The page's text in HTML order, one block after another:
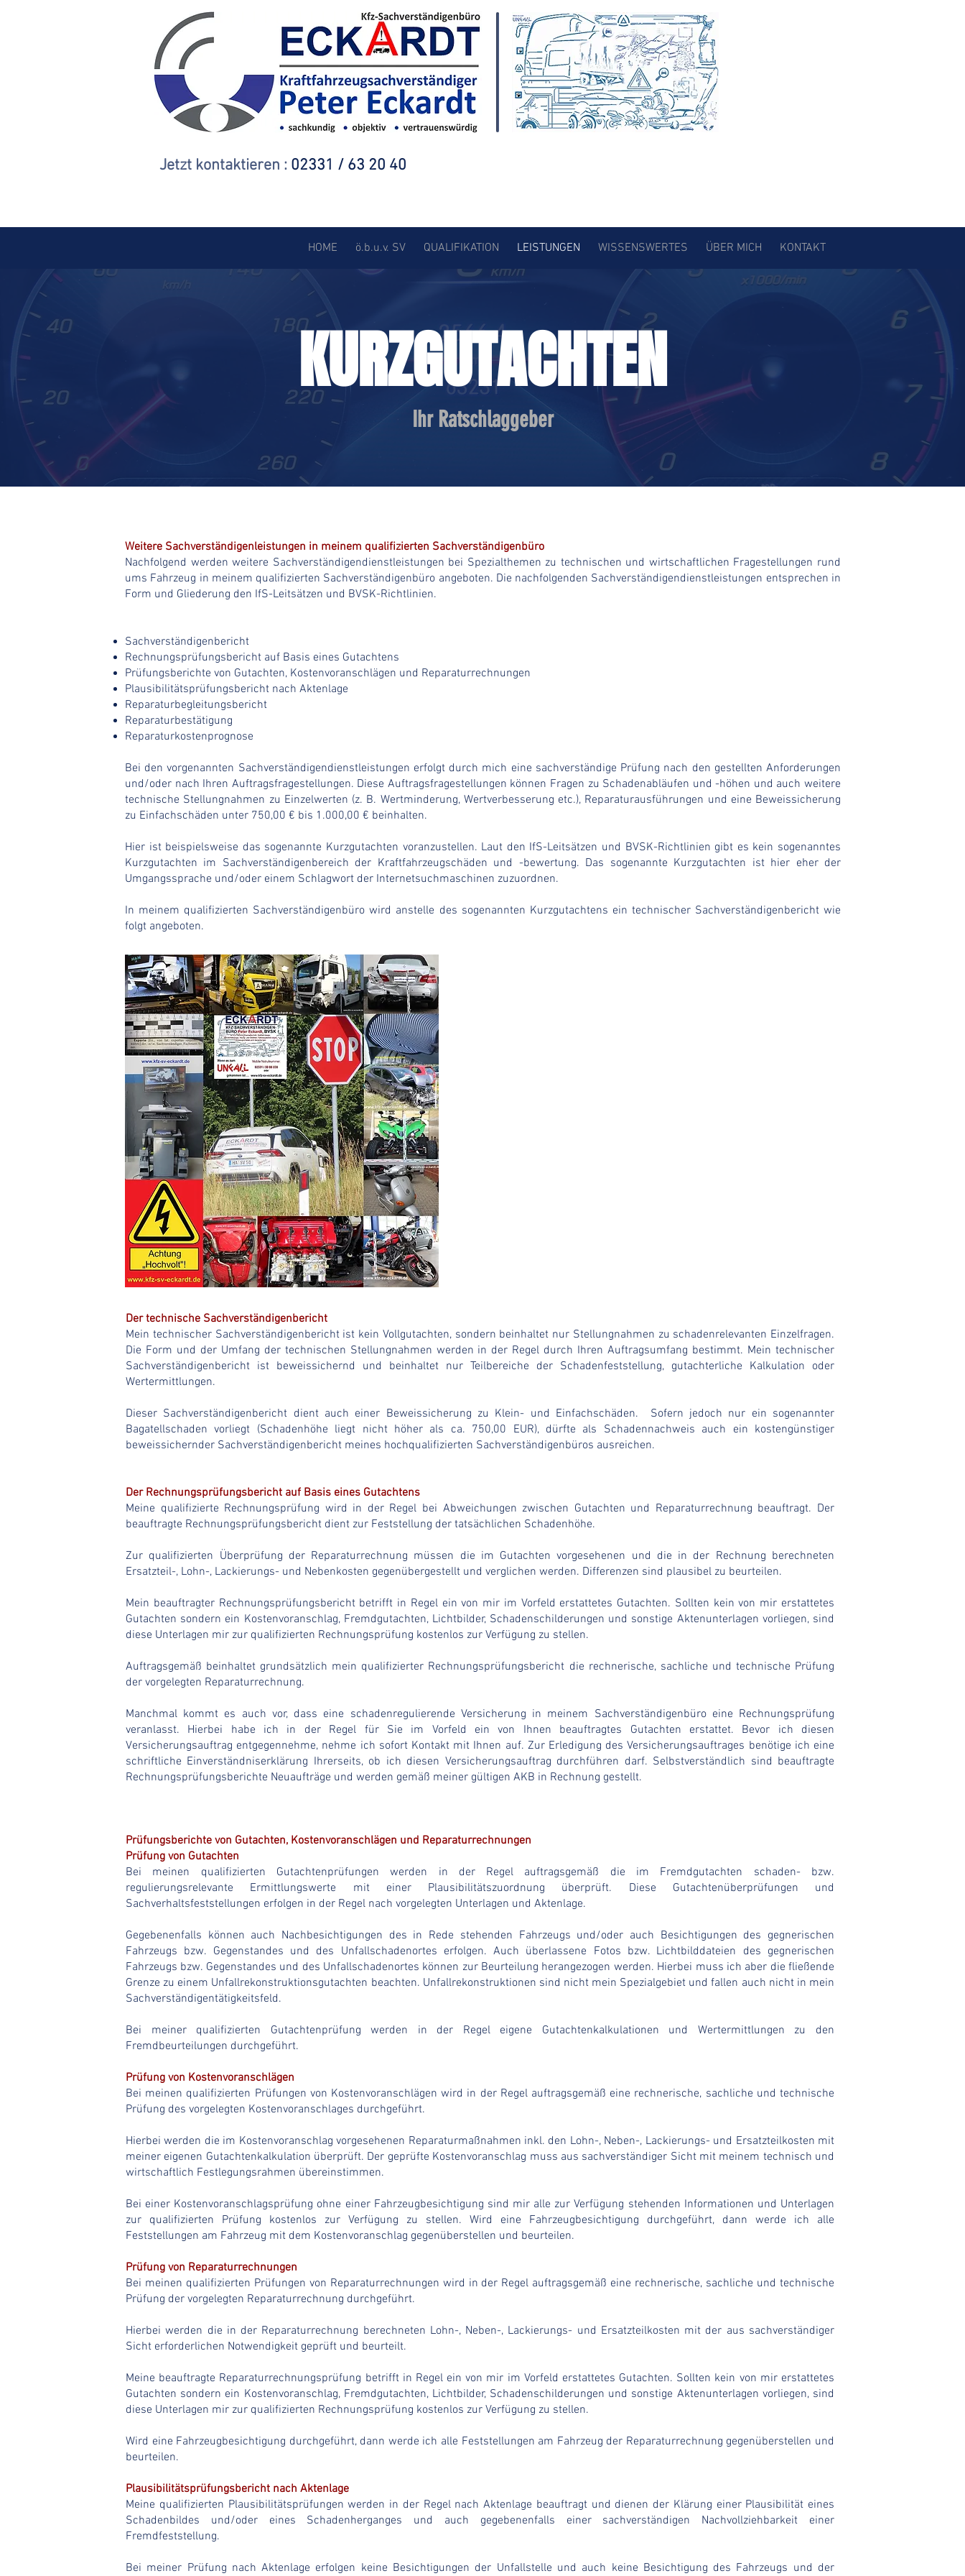
Jetzt kontaktieren : 02331 / 63 20 40
HOME ö.b.u.v. SV QUALIFIKATION LEISTUNGEN WISSENSWERTES ÜBER MICH KONTAKT
KURZGUTACHTEN
Ihr Ratschlaggeber
Weitere Sachverständigenleistungen in meinem qualifizierten Sachverständigenbüro
Nachfolgend werden weitere Sachverständigendienstleistungen bei Spezialthemen zu technischen und wirtschaftlichen Fragestellungen rund
ums Fahrzeug in meinem qualifizierten Sachverständigenbüro angeboten. Die nachfolgenden Sachverständigendienstleistungen entsprechen in
Form und Gliederung den IfS-Leitsätzen und BVSK-Richtlinien.
Sachverständigenbericht
Rechnungsprüfungsbericht auf Basis eines Gutachtens
Prüfungsberichte von Gutachten, Kostenvoranschlägen und Reparaturrechnungen
Plausibilitätsprüfungsbericht nach Aktenlage
Reparaturbegleitungsbericht
Reparaturbestätigung
Reparaturkostenprognose
Bei den vorgenannten Sachverständigendienstleistungen erfolgt durch mich eine sachverständige Prüfung nach den gestellten Anforderungen
und/oder nach Ihren Auftragsfragestellungen. Diese Auftragsfragestellungen können Fragen zu Schadenabläufen und -höhen und auch weitere
technische Stellungnahmen zu Einzelwerten (z. B. Wertminderung, Wertverbesserung etc.), Reparaturausführungen und eine Beweissicherung
zu Einfachschäden unter 750,00 € bis 1.000,00 € beinhalten.
Hier ist beispielsweise das sogenannte Kurzgutachten voranzustellen. Laut den IfS-Leitsätzen und BVSK-Richtlinien gibt es kein sogenanntes
Kurzgutachten im Sachverständigenbereich der Kraftfahrzeugschäden und -bewertung. Das sogenannte Kurzgutachten ist hier eher der
Umgangssprache und/oder einem Schlagwort der Internetsuchmaschinen zuzuordnen.
In meinem qualifizierten Sachverständigenbüro wird anstelle des sogenannten Kurzgutachtens ein technischer Sachverständigenbericht wie
folgt angeboten.
Der technische Sachverständigenbericht
Mein technischer Sachverständigenbericht ist kein Vollgutachten, sondern beinhaltet nur Stellungnahmen zu schadenrelevanten Einzelfragen.
Die Form und der Umfang der technischen Stellungnahmen werden in der Regel durch Ihren Auftragsumfang bestimmt. Mein technischer
Sachverständigenbericht ist beweissichernd und beinhaltet nur Teilbereiche der Schadenfeststellung, gutachterliche Kalkulation oder
Wertermittlungen.
Dieser Sachverständigenbericht dient auch einer Beweissicherung zu Klein- und Einfachschäden. Sofern jedoch nur ein sogenannter
Bagatellschaden vorliegt (Schadenhöhe liegt nicht höher als ca. 750,00 EUR), dürfte als Schadennachweis auch ein kostengünstiger
beweissichernder Sachverständigenbericht meines hochqualifizierten Sachverständigenbüros ausreichen.
Der Rechnungsprüfungsbericht auf Basis eines Gutachtens
Meine qualifizierte Rechnungsprüfung wird in der Regel bei Abweichungen zwischen Gutachten und Reparaturrechnung beauftragt. Der
beauftragte Rechnungsprüfungsbericht dient zur Feststellung der tatsächlichen Schadenhöhe.
Zur qualifizierten Überprüfung der Reparaturrechnung müssen die im Gutachten vorgesehenen und die in der Rechnung berechneten
Ersatzteil-, Lohn-, Lackierungs- und Nebenkosten gegenübergestellt und verglichen werden. Differenzen sind plausibel zu beurteilen.
Mein beauftragter Rechnungsprüfungsbericht betrifft in Regel ein von mir im Vorfeld erstattetes Gutachten. Sollten kein von mir erstattetes
Gutachten sondern ein Kostenvoranschlag, Fremdgutachten, Lichtbilder, Schadenschilderungen und sonstige Aktenunterlagen vorliegen, sind
diese Unterlagen mir zur qualifizierten Rechnungsprüfung kostenlos zur Verfügung zu stellen.
Auftragsgemäß beinhaltet grundsätzlich mein qualifizierter Rechnungsprüfungsbericht die rechnerische, sachliche und technische Prüfung
der vorgelegten Reparaturrechnung.
Manchmal kommt es auch vor, dass eine schadenregulierende Versicherung in meinem Sachverständigenbüro eine Rechnungsprüfung
veranlasst. Hierbei habe ich in der Regel für Sie im Vorfeld ein von Ihnen beauftragtes Gutachten erstattet. Bevor ich diesen
Versicherungsauftrag entgegennehme, nehme ich sofort Kontakt mit Ihnen auf. Zur Erledigung des Versicherungsauftrages benötige ich eine
schriftliche Einverständniserklärung Ihrerseits, ob ich diesen Versicherungsauftrag durchführen darf. Selbstverständlich sind beauftragte
Rechnungsprüfungsberichte Neuaufträge und werden gemäß meiner gültigen AKB in Rechnung gestellt.
Prüfungsberichte von Gutachten, Kostenvoranschlägen und Reparaturrechnungen
Prüfung von Gutachten
Bei meinen qualifizierten Gutachtenprüfungen werden in der Regel auftragsgemäß die im Fremdgutachten schaden- bzw.
regulierungsrelevante Ermittlungswerte mit einer Plausibilitätszuordnung überprüft. Diese Gutachtenüberprüfungen und
Sachverhaltsfeststellungen erfolgen in der Regel nach vorgelegten Unterlagen und Aktenlage.
Gegebenenfalls können auch Nachbesichtigungen des in Rede stehenden Fahrzeugs und/oder auch Besichtigungen des gegnerischen
Fahrzeugs bzw. Gegenstandes und des Unfallschadenortes erfolgen. Auch überlassene Fotos bzw. Lichtbilddateien des gegnerischen
Fahrzeugs bzw. Gegenstandes und des Unfallschadenortes können zur Beurteilung herangezogen werden. Hierbei muss ich aber die fließende
Grenze zu einem Unfallrekonstruktionsgutachten beachten. Unfallrekonstruktionen sind nicht mein Spezialgebiet und fallen auch nicht in mein
Sachverständigentätigkeitsfeld.
Bei meiner qualifizierten Gutachtenprüfung werden in der Regel eigene Gutachtenkalkulationen und Wertermittlungen zu den
Fremdbeurteilungen durchgeführt.
Prüfung von Kostenvoranschlägen
Bei meinen qualifizierten Prüfungen von Kostenvoranschlägen wird in der Regel auftragsgemäß eine rechnerische, sachliche und technische
Prüfung des vorgelegten Kostenvoranschlages durchgeführt.
Hierbei werden die im Kostenvoranschlag vorgesehenen Reparaturmaßnahmen inkl. den Lohn-, Neben-, Lackierungs- und Ersatzteilkosten mit
meiner eigenen Gutachtenkalkulation überprüft. Der geprüfte Kostenvoranschlag muss aus sachverständiger Sicht mit meinem technisch und
wirtschaftlich Festlegungsrahmen übereinstimmen.
Bei einer Kostenvoranschlagsprüfung ohne einer Fahrzeugbesichtigung sind mir alle zur Verfügung stehenden Informationen und Unterlagen
zur qualifizierten Prüfung kostenlos zur Verfügung zu stellen. Wird eine Fahrzeugbesichtigung durchgeführt, dann werde ich alle
Feststellungen am Fahrzeug mit dem Kostenvoranschlag gegenüberstellen und beurteilen.
Prüfung von Reparaturrechnungen
Bei meinen qualifizierten Prüfungen von Reparaturrechnungen wird in der Regel auftragsgemäß eine rechnerische, sachliche und technische
Prüfung der vorgelegten Reparaturrechnung durchgeführt.
Hierbei werden die in der Reparaturrechnung berechneten Lohn-, Neben-, Lackierungs- und Ersatzteilkosten mit der aus sachverständiger
Sicht erforderlichen Notwendigkeit geprüft und beurteilt.
Meine beauftragte Reparaturrechnungsprüfung betrifft in Regel ein von mir im Vorfeld erstattetes Gutachten. Sollten kein von mir erstattetes
Gutachten sondern ein Kostenvoranschlag, Fremdgutachten, Lichtbilder, Schadenschilderungen und sonstige Aktenunterlagen vorliegen, sind
diese Unterlagen mir zur qualifizierten Rechnungsprüfung kostenlos zur Verfügung zu stellen.
Wird eine Fahrzeugbesichtigung durchgeführt, dann werde ich alle Feststellungen am Fahrzeug der Reparaturrechnung gegenüberstellen und
beurteilen.
Plausibilitätsprüfungsbericht nach Aktenlage
Meine qualifizierten Plausibilitätsprüfungen werden in der Regel nach Aktenlage beauftragt und dienen der Klärung einer Plausibilität eines
Schadenbildes und/oder eines Schadenherganges und auch gegebenenfalls einer sachverständigen Nachvollziehbarkeit einer
Fremdfeststellung.
Bei meiner Prüfung nach Aktenlage erfolgen keine Besichtigungen der Unfallstelle und auch keine Besichtigung des Fahrzeugs und der